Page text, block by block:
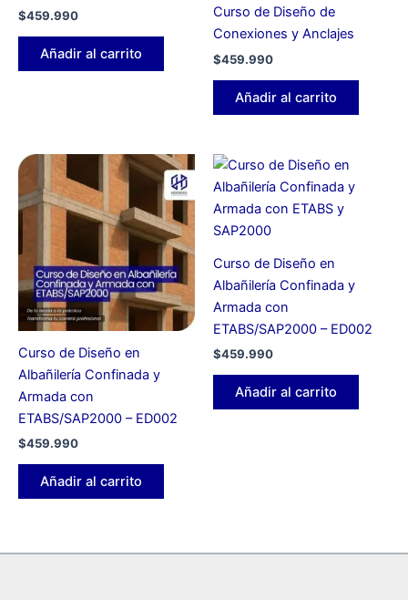
$459.990
Añadir al carrito
Curso de Diseño de
Conexiones y Anclajes
$459.990
Añadir al carrito
Curso de Diseño en
Albañilería Confinada y
Armada con
ETABS/SAP2000 – ED002
$459.990
Añadir al carrito
Curso de Diseño en
Albañilería Confinada y
Armada con
ETABS/SAP2000 – ED002
$459.990
Añadir al carrito